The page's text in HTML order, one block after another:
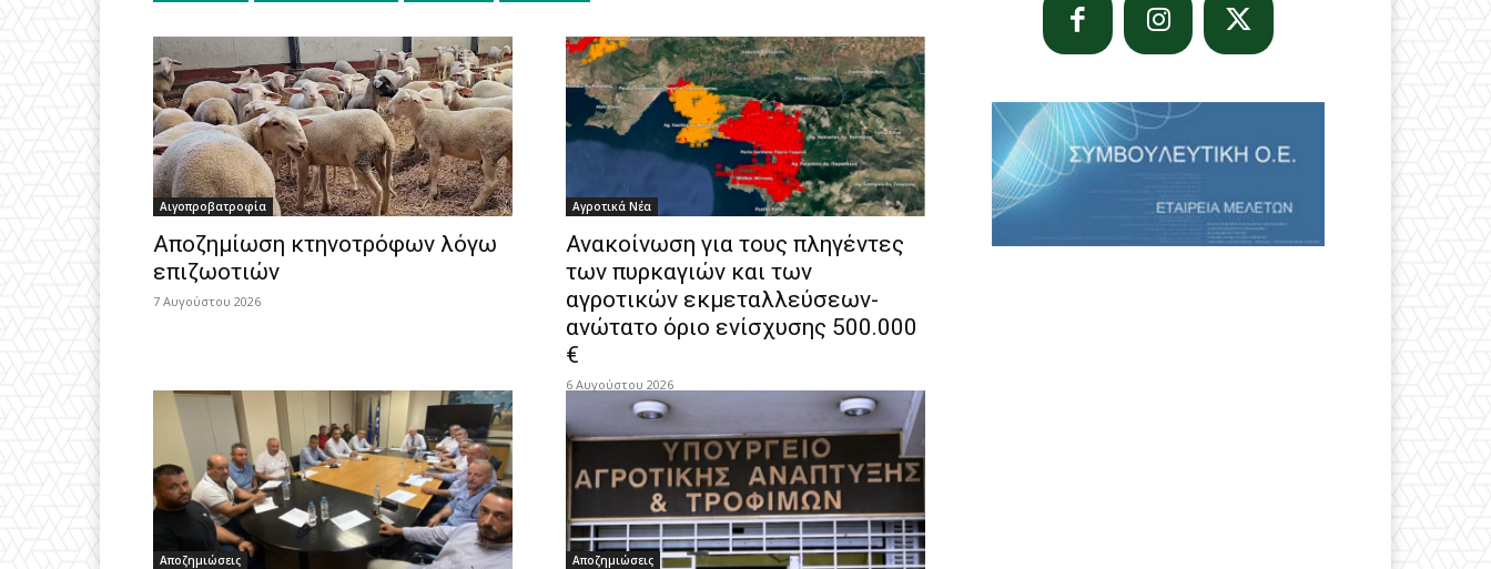
Αιγοπροβατροφία
Αποζημίωση κτηνοτρόφων λόγω
επιζωοτιών
7 Αυγούστου 2026
Αγροτικά Νέα
Ανακοίνωση για τους πληγέντες
των πυρκαγιών και των
αγροτικών εκμεταλλεύσεων-
ανώτατο όριο ενίσχυσης 500.000
€
6 Αυγούστου 2026
Αποζημιώσεις Αποζημιώσεις